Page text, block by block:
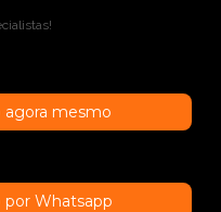
agora mesmo
por Whatsapp